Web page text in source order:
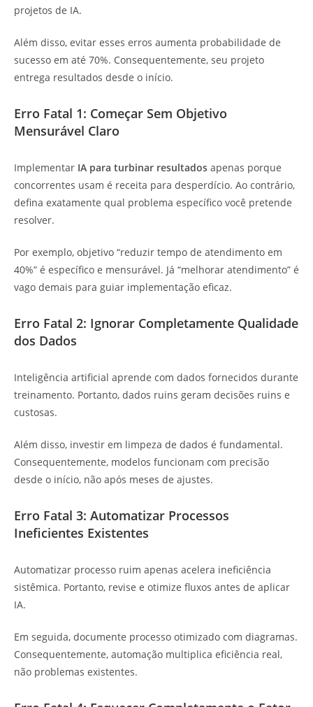
projetos de IA.
Além disso, evitar esses erros aumenta probabilidade de
sucesso em até 70%. Consequentemente, seu projeto
entrega resultados desde o início.
Erro Fatal 1: Começar Sem Objetivo
Mensurável Claro
Implementar IA para turbinar resultados apenas porque
concorrentes usam é receita para desperdício. Ao contrário,
defina exatamente qual problema específico você pretende
resolver.
Por exemplo, objetivo “reduzir tempo de atendimento em
40%” é específico e mensurável. Já “melhorar atendimento” é
vago demais para guiar implementação eficaz.
Erro Fatal 2: Ignorar Completamente Qualidade
dos Dados
Inteligência artificial aprende com dados fornecidos durante
treinamento. Portanto, dados ruins geram decisões ruins e
custosas.
Além disso, investir em limpeza de dados é fundamental.
Consequentemente, modelos funcionam com precisão
desde o início, não após meses de ajustes.
Erro Fatal 3: Automatizar Processos
Ineficientes Existentes
Automatizar processo ruim apenas acelera ineficiência
sistêmica. Portanto, revise e otimize fluxos antes de aplicar
IA.
Em seguida, documente processo otimizado com diagramas.
Consequentemente, automação multiplica eficiência real,
não problemas existentes.